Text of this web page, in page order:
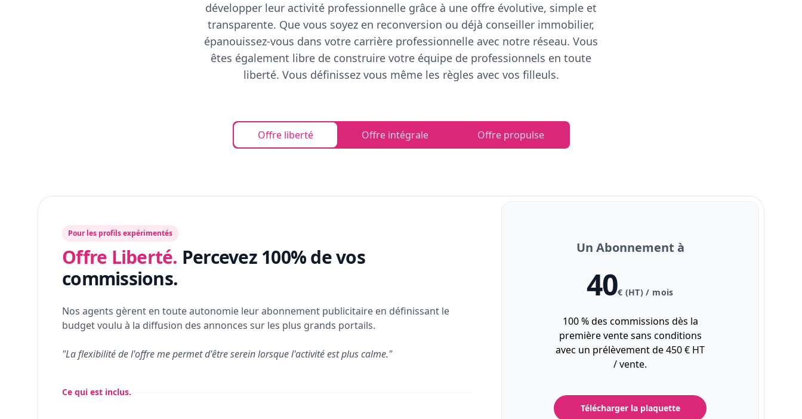
développer leur activité professionnelle grâce à une offre évolutive, simple et
transparente. Que vous soyez en reconversion ou déjà conseiller immobilier,
épanouissez-vous dans votre carrière professionnelle avec notre réseau. Vous
êtes également libre de construire votre équipe de professionnels en toute
liberté. Vous définissez vous même les règles avec vos filleuls.
Offre liberté Offre intégrale Offre propulse
Pour les profils expérimentés
Offre Liberté. Percevez 100% de vos
commissions.
Nos agents gèrent en toute autonomie leur abonnement publicitaire en définissant le
budget voulu à la diffusion des annonces sur les plus grands portails.
"La flexibilité de l'offre me permet d'être serein lorsque l'activité est plus calme."
Ce qui est inclus.
Un Abonnement à
40€ (HT) / mois
100 % des commissions dès la
première vente sans conditions
avec un prélèvement de 450 € HT
/ vente.
Télécharger la plaquette